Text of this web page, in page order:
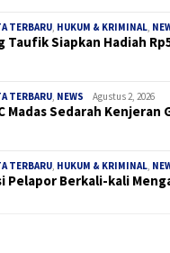
TERBARU, HUKUM & KRIMINAL,
Taufik Siapkan Hadiah
TERBARU, NEWS Agustus 2, 2026
Madas Sedarah
TERBARU, HUKUM & KRIMINAL,
Pelapor Berkali-kali